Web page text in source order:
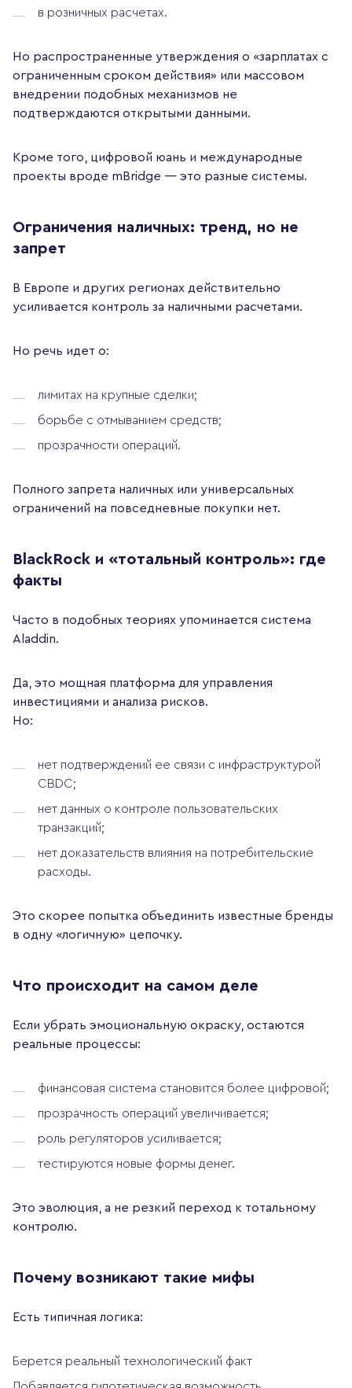
в розничных расчетах.
Но распространенные утверждения о «зарплатах с
ограниченным сроком действия» или массовом
внедрении подобных механизмов не
подтверждаются открытыми данными.
Кроме того, цифровой юань и международные
проекты вроде mBridge — это разные системы.
Ограничения наличных: тренд, но не
запрет
В Европе и других регионах действительно
усиливается контроль за наличными расчетами.
Но речь идет о:
лимитах на крупные сделки;
борьбе с отмыванием средств;
прозрачности операций.
Полного запрета наличных или универсальных
ограничений на повседневные покупки нет.
BlackRock и «тотальный контроль»: где
факты
Часто в подобных теориях упоминается система
Aladdin.
Да, это мощная платформа для управления
инвестициями и анализа рисков.
Но:
нет подтверждений ее связи с инфраструктурой
CBDC;
нет данных о контроле пользовательских
транзакций;
нет доказательств влияния на потребительские
расходы.
Это скорее попытка объединить известные бренды
в одну «логичную» цепочку.
Что происходит на самом деле
Если убрать эмоциональную окраску, остаются
реальные процессы:
финансовая система становится более цифровой;
прозрачность операций увеличивается;
роль регуляторов усиливается;
тестируются новые формы денег.
Это эволюция, а не резкий переход к тотальному
контролю.
Почему возникают такие мифы
Есть типичная логика:
Берется реальный технологический факт